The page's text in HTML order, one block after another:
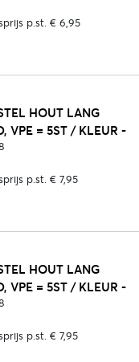
p.st. € 6,95
HOUT LANG
VPE = 5ST / KLEUR -
p.st. € 7,95
HOUT LANG
VPE = 5ST / KLEUR -
p.st. € 7,95